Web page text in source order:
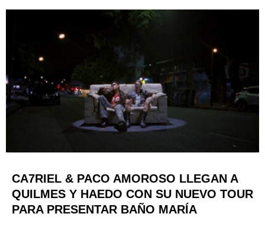
CA7RIEL & PACO AMOROSO LLEGAN A
QUILMES Y HAEDO CON SU NUEVO TOUR
PARA PRESENTAR BAÑO MARÍA